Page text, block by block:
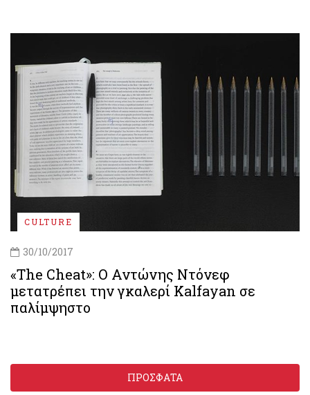
CULTURE
30/10/2017
«The Cheat»: Ο Αντώνης Ντόνεφ
μετατρέπει την γκαλερί Kalfayan σε
παλίμψηστο
ΠΡΟΣΦΑΤΑ